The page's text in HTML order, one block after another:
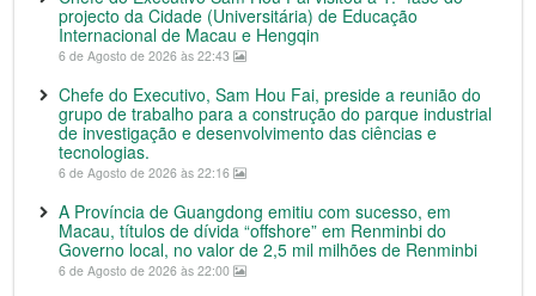
projecto da Cidade (Universitária) de Educação
Internacional de Macau e Hengqin
6 de Agosto de 2026 às 22:43
Chefe do Executivo, Sam Hou Fai, preside a reunião do
grupo de trabalho para a construção do parque industrial
de investigação e desenvolvimento das ciências e
tecnologias.
6 de Agosto de 2026 às 22:16
A Província de Guangdong emitiu com sucesso, em
Macau, títulos de dívida “offshore” em Renminbi do
Governo local, no valor de 2,5 mil milhões de Renminbi
6 de Agosto de 2026 às 22:00